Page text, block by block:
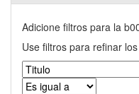
Adicione filtros para la
Use filtros para refinar